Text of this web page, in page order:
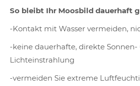
So bleibt Ihr Moosbild dauerhaft
-Kontakt mit Wasser vermeiden,
-keine dauerhafte, direkte Sonnen-
Lichteinstrahlung
-vermeiden Sie extreme